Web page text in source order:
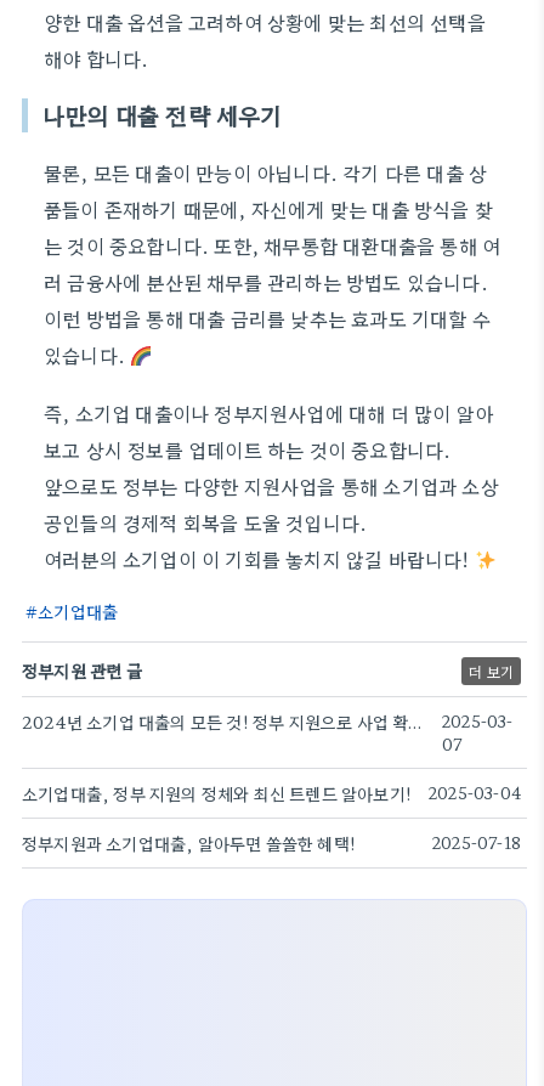
양한 대출 옵션을 고려하여 상황에 맞는 최선의 선택을
해야 합니다.
나만의 대출 전략 세우기
물론, 모든 대출이 만능이 아닙니다. 각기 다른 대출 상
품들이 존재하기 때문에, 자신에게 맞는 대출 방식을 찾
는 것이 중요합니다. 또한, 채무통합 대환대출을 통해 여
러 금융사에 분산된 채무를 관리하는 방법도 있습니다.
이런 방법을 통해 대출 금리를 낮추는 효과도 기대할 수
있습니다.
즉, 소기업 대출이나 정부지원사업에 대해 더 많이 알아
보고 상시 정보를 업데이트 하는 것이 중요합니다.
앞으로도 정부는 다양한 지원사업을 통해 소기업과 소상
공인들의 경제적 회복을 도울 것입니다.
여러분의 소기업이 이 기회를 놓치지 않길 바랍니다!
소기업대출
정부지원 관련 글 더 보기
2024년 소기업 대출의 모든 것! 정부 지원으로 사업 확장하기
2025-03-
07
소기업대출, 정부 지원의 정체와 최신 트렌드 알아보기! 2025-03-04
정부지원과 소기업대출, 알아두면 쏠쏠한 혜택! 2025-07-18